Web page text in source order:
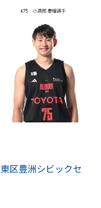
区豊洲シビックセ